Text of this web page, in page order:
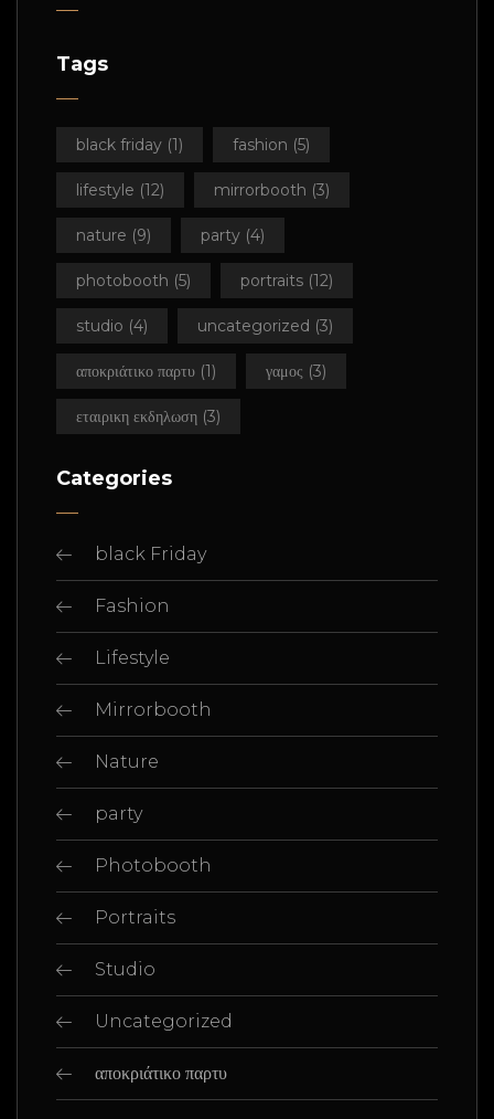
Tags
black friday (1) fashion (5)
lifestyle (12) mirrorbooth (3)
nature (9) party (4)
photobooth (5) portraits (12)
studio (4) uncategorized (3)
αποκριάτικο παρτυ (1) γαμος (3)
εταιρικη εκδηλωση (3)
Categories
black Friday
Fashion
Lifestyle
Mirrorbooth
Nature
party
Photobooth
Portraits
Studio
Uncategorized
αποκριάτικο παρτυ